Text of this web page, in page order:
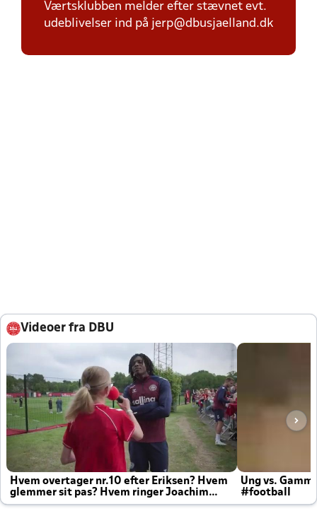
Værtsklubben melder efter stævnet evt.
udeblivelser ind på jerp@dbusjaelland.dk
Videoer fra DBU
Hvem overtager nr.10 efter Eriksen? Hvem
glemmer sit pas? Hvem ringer Joachim
altid til efter kampe?
Ung vs.
#football